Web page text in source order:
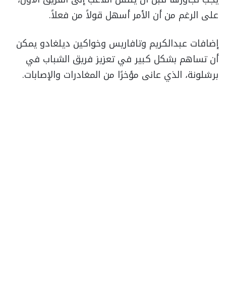
على الرغم من أن الأمر أسهل قولاً من فعلاً.
إضافات عبدالكريم وتافاريس وخواكين ديلغادو يمكن
أن تساهم بشكل كبير في تعزيز فريق الشباب في
برشلونة، الذي عانى مؤخرًا من المغادرات والإصابات.